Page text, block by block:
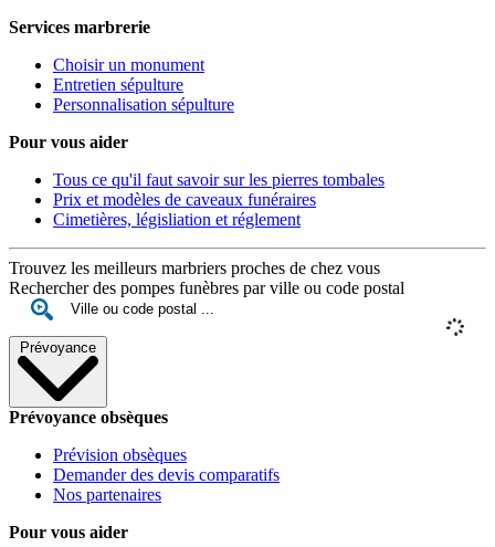
Services marbrerie
Choisir un monument
Entretien sépulture
Personnalisation sépulture
Pour vous aider
Tous ce qu'il faut savoir sur les pierres tombales
Prix et modèles de caveaux funéraires
Cimetières, législiation et réglement
Trouvez les meilleurs marbriers proches de chez vous
Rechercher des pompes funèbres par ville ou code postal
Prévoyance
Prévoyance obsèques
Prévision obsèques
Demander des devis comparatifs
Nos partenaires
Pour vous aider